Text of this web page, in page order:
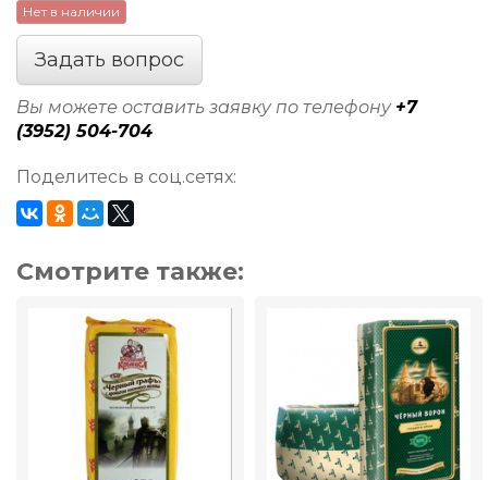
Нет в наличии
Задать вопрос
Вы можете оставить заявку по телефону +7
(3952) 504-704
Поделитесь в соц.сетях:
Смотрите также: